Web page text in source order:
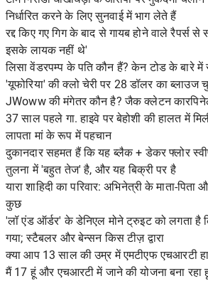
निर्धारित करने के लिए सुनवाई में भाग लेते हैं
रद्द किए गए गिग के बाद से गायब होने वाले रैपर्स से
इसके लायक नहीं थे'
लिसा वेंडरपम्प के पति कौन हैं? केन टोड के बारे
'यूफोरिया' की क्लो चेरी पर 28 डॉलर का ब्लाउज
JWoww की मंगेतर कौन है? जैक क्लेटन
37 साल पहले गा. हाइवे पर बेहोशी की हालत में
लापता मां के रूप में पहचान
दुकानदार सहमत हैं कि यह ब्लैक + डेकर फ्लोर
तुलना में 'बहुत तेज' है, और यह बिक्री पर है
यारा शाहिदी का परिवार: अभिनेत्री के माता-
कुछ
'लॉ एंड ऑर्डर' के डेनिएल मोने ट्रुइट को लगता है
गया; स्टैबलर और बेन्सन किस टीज़ द्वारा
क्या आप 13 साल की उम्र में एमटीएफ एचआरटी
मैं 17 हूं और एचआरटी में जाने की योजना बना